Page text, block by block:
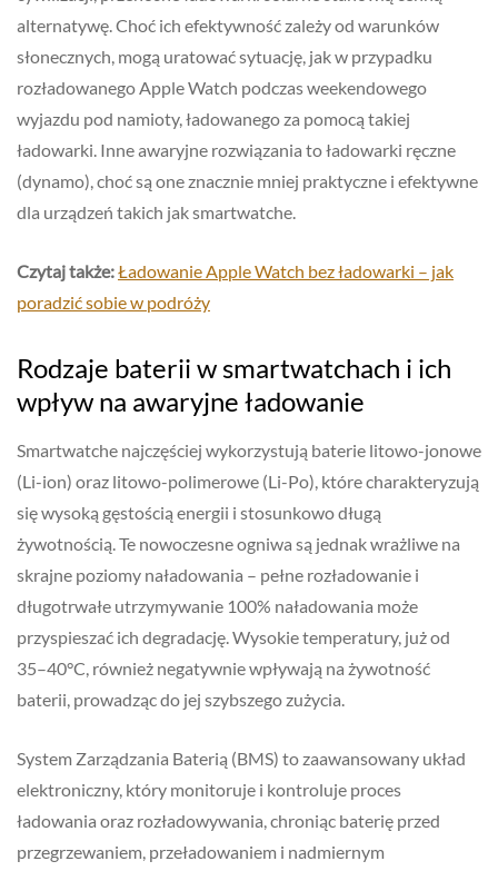
alternatywę. Choć ich efektywność zależy od warunków
słonecznych, mogą uratować sytuację, jak w przypadku
rozładowanego Apple Watch podczas weekendowego
wyjazdu pod namioty, ładowanego za pomocą takiej
ładowarki. Inne awaryjne rozwiązania to ładowarki ręczne
(dynamo), choć są one znacznie mniej praktyczne i efektywne
dla urządzeń takich jak smartwatche.
Czytaj także:Ładowanie Apple Watch bez ładowarki – jak
poradzić sobie w podróży
Rodzaje baterii w smartwatchach i ich
wpływ na awaryjne ładowanie
Smartwatche najczęściej wykorzystują baterie litowo-jonowe
(Li-ion) oraz litowo-polimerowe (Li-Po), które charakteryzują
się wysoką gęstością energii i stosunkowo długą
żywotnością. Te nowoczesne ogniwa są jednak wrażliwe na
skrajne poziomy naładowania – pełne rozładowanie i
długotrwałe utrzymywanie 100% naładowania może
przyspieszać ich degradację. Wysokie temperatury, już od
35–40°C, również negatywnie wpływają na żywotność
baterii, prowadząc do jej szybszego zużycia.
System Zarządzania Baterią (BMS) to zaawansowany układ
elektroniczny, który monitoruje i kontroluje proces
ładowania oraz rozładowywania, chroniąc baterię przed
przegrzewaniem, przeładowaniem i nadmiernym